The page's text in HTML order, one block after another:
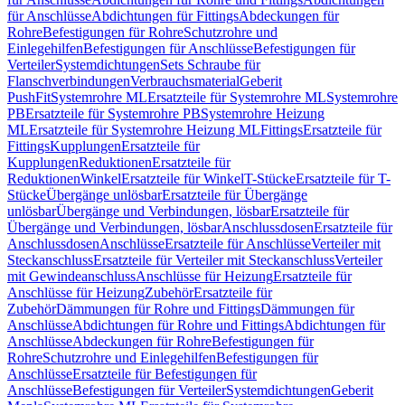
für AnschlüsseAbdichtungen für FittingsAbdeckungen für
RohreBefestigungen für RohreSchutzrohre und
EinlegehilfenBefestigungen für AnschlüsseBefestigungen für
VerteilerSystemdichtungenSets Schraube für
FlanschverbindungenVerbrauchsmaterialGeberit
PushFitSystemrohre MLErsatzteile für Systemrohre MLSystemrohre
PBErsatzteile für Systemrohre PBSystemrohre Heizung
MLErsatzteile für Systemrohre Heizung MLFittingsErsatzteile für
FittingsKupplungenErsatzteile für
KupplungenReduktionenErsatzteile für
ReduktionenWinkelErsatzteile für WinkelT-StückeErsatzteile für T-
StückeÜbergänge unlösbarErsatzteile für Übergänge
unlösbarÜbergänge und Verbindungen, lösbarErsatzteile für
Übergänge und Verbindungen, lösbarAnschlussdosenErsatzteile für
AnschlussdosenAnschlüsseErsatzteile für AnschlüsseVerteiler mit
SteckanschlussErsatzteile für Verteiler mit SteckanschlussVerteiler
mit GewindeanschlussAnschlüsse für HeizungErsatzteile für
Anschlüsse für HeizungZubehörErsatzteile für
ZubehörDämmungen für Rohre und FittingsDämmungen für
AnschlüsseAbdichtungen für Rohre und FittingsAbdichtungen für
AnschlüsseAbdeckungen für RohreBefestigungen für
RohreSchutzrohre und EinlegehilfenBefestigungen für
AnschlüsseErsatzteile für Befestigungen für
AnschlüsseBefestigungen für VerteilerSystemdichtungenGeberit